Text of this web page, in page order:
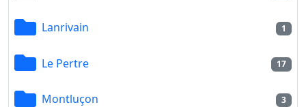
Lanrivain 1
Le Pertre 17
Montluçon 3